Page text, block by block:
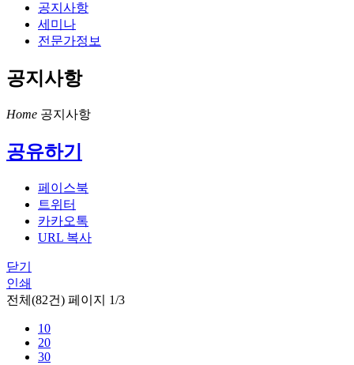
공지사항
세미나
전문가정보
공지사항
Home 공지사항
공유하기
페이스북
트위터
카카오톡
URL 복사
닫기
인쇄
전체(82건) 페이지 1/3
10
20
30